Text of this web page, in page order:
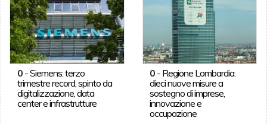
0-Siemens: terzo
trimestre record, spinto da
digitalizzazione, data
center e infrastrutture
0 - Regione Lombardia:
dieci nuove misure a
sostegno di imprese,
innovazione e
occupazione